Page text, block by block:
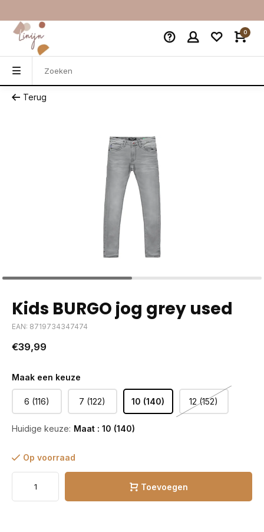
0
Terug
Kids BURGO jog grey used
EAN: 8719734347474
€39,99
Maak een keuze
6 (116) 7 (122) 10 (140) 12 (152)
Huidige keuze: Maat : 10 (140)
Op voorraad
Toevoegen